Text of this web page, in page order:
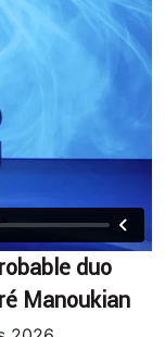
duo
Manoukian